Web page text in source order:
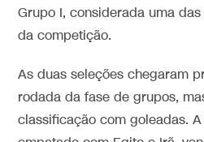
Grupo I, considerada uma
da competição.
As duas seleções chegaram
rodada da fase de grupos,
classificação com goleadas.